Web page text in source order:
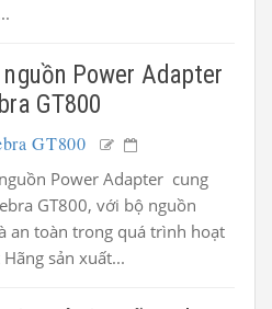
nguồn Power Adapter
GT800
GT800
Power Adapter cung
GT800, với bộ nguồn
an toàn trong quá trình hoạt
sản xuất...